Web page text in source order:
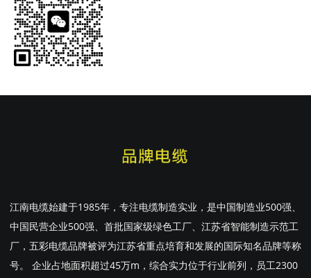
江南电缆始建于1985年，专注电缆制造实业，是中国制造业500强、
中国民营企业500强、首批国家级绿色工厂、江苏省智能制造示范工
厂，五彩电缆品牌被评为江苏省重点培育和发展的国际知名品牌等称
号。 企业占地面积超过45万m，综合实力位于行业前列，员工2300